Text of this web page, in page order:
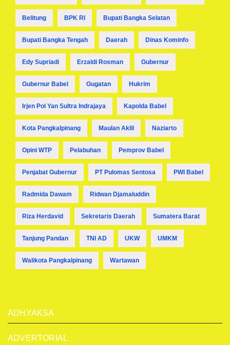
Belitung BPK RI Bupati Bangka Selatan
Bupati Bangka Tengah Daerah Dinas Kominfo
Edy Supriadi Erzaldi Rosman Gubernur
Gubernur Babel Gugatan Hukrim
Irjen Pol Yan Sultra Indrajaya Kapolda Babel
Kota Pangkalpinang Maulan Aklil Naziarto
Opini WTP Pelabuhan Pemprov Babel
Penjabat Gubernur PT Pulomas Sentosa PWI Babel
Radmida Dawam Ridwan Djamaluddin
Riza Herdavid Sekretaris Daerah Sumatera Barat
Tanjung Pandan TNI AD UKW UMKM
Walikota Pangkalpinang Wartawan
ADHYAKSA
ADVERTORIAL